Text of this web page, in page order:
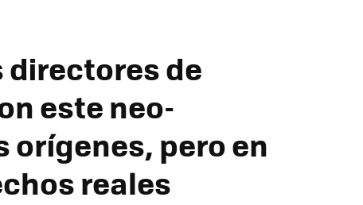
directores de
este neo-
orígenes, pero en
reales